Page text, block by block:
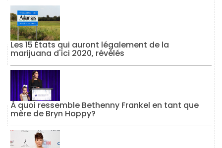
Les 15 États qui auront légalement de la
marijuana d'ici 2020, révélés
À quoi ressemble Bethenny Frankel en tant que
mère de Bryn Hoppy?